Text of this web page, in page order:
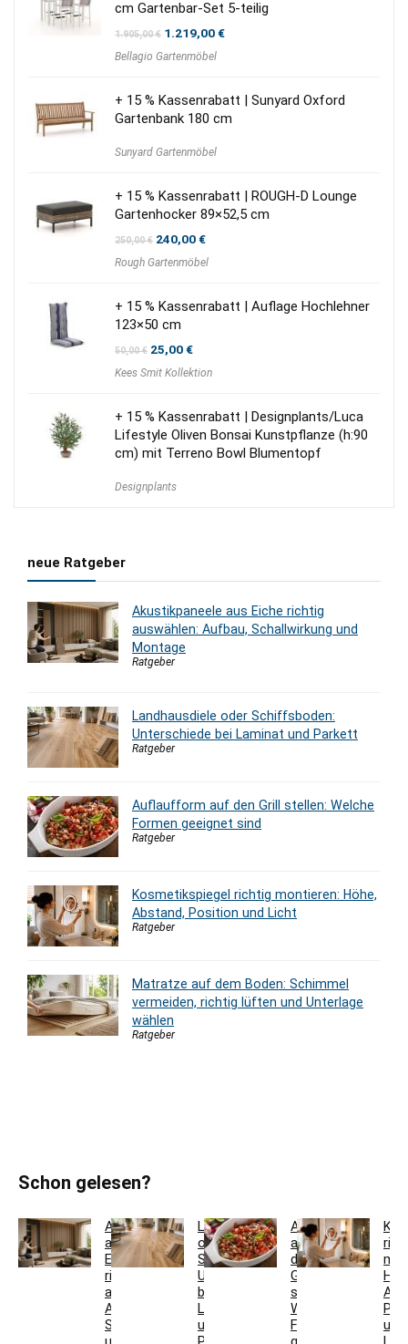
cm Gartenbar-Set 5-teilig
1.905,00€ Ursprünglicher
war:
1.219,00€Aktueller
Bellagio Gartenmöbel
+ 15 % Kassenrabatt | Sunyard Oxford
Gartenbank 180 cm
Sunyard Gartenmöbel
+ 15 % Kassenrabatt | ROUGH-D Lounge
Gartenhocker 89×52,5 cm
250,00€ Ursprünglicher
war:
240,00€Aktueller
ist:
Rough Gartenmöbel
+ 15 % Kassenrabatt | Auflage Hochlehner
123×50 cm
50,00€ Ursprünglicher
war:
25,00€Aktueller
ist:
Kees Smit Kollektion
+ 15 % Kassenrabatt | Designplants/Luca
Lifestyle Oliven Bonsai Kunstpflanze (h:90
cm) mit Terreno Bowl Blumentopf
Designplants
neue Ratgeber
Akustikpaneele aus Eiche richtig
auswählen: Aufbau, Schallwirkung und
Montage
Ratgeber
Landhausdiele oder Schiffsboden:
Unterschiede bei Laminat und Parkett
Ratgeber
Auflaufform auf den Grill stellen: Welche
Formen geeignet sind
Ratgeber
Kosmetikspiegel richtig montieren: Höhe,
Abstand, Position und Licht
Ratgeber
Matratze auf dem Boden: Schimmel
vermeiden, richtig lüften und Unterlage
wählen
Ratgeber
Schon gelesen?
Akustikpaneele
aus
Eiche
richtig
auswählen:
Aufbau,
Schallwirkung
Landhausdiele
oder
Schiffsboden:
Unterschiede
bei
Laminat
und
Auflaufform
auf
den
Grill
stellen:
Welche
Formen
und